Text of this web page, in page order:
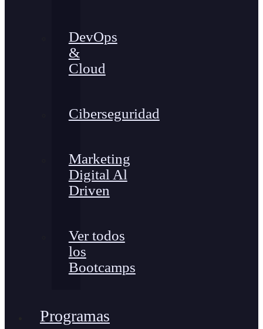
DevOps
&
Cloud
Ciberseguridad
Marketing
Digital Al
Driven
Ver todos
los
Bootcamps
Programas